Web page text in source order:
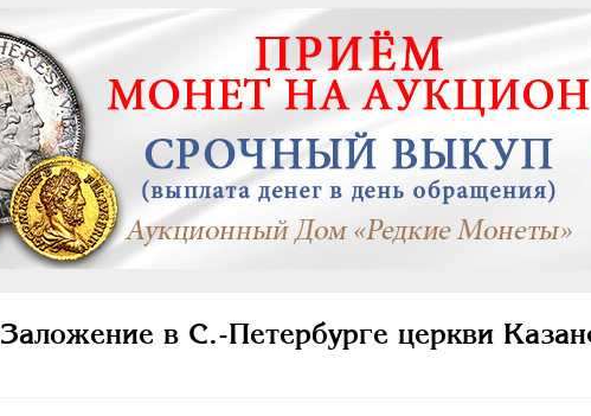
Заложение в С.-Петербурге церкви